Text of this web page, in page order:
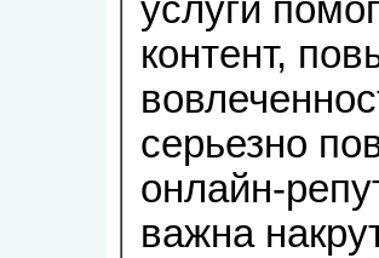
услуги
контент,
серьезно
онлайн-
важна